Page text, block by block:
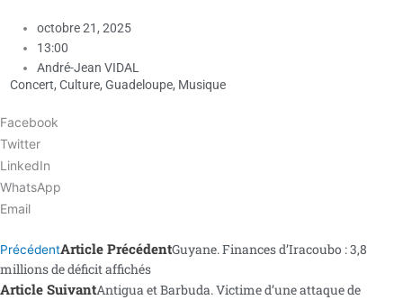
octobre 21, 2025
13:00
André-Jean VIDAL
Concert, Culture, Guadeloupe, Musique
Facebook
Twitter
LinkedIn
WhatsApp
Email
PrécédentArticle PrécédentGuyane. Finances d’Iracoubo : 3,8
millions de déficit affichés
Article SuivantAntigua et Barbuda. Victime d’une attaque de